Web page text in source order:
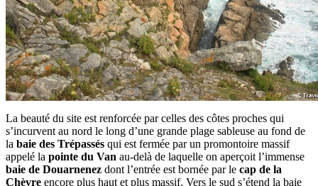
La beauté du site est renforcée par celles des côtes proches qui
s’incurvent au nord le long d’une grande plage sableuse au fond de
la baie des Trépassés qui est fermée par un promontoire massif
appelé la pointe du Van au-delà de laquelle on aperçoit l’immense
baie de Douarnenez dont l’entrée est bornée par le cap de la
Chèvre encore plus haut et plus massif. Vers le sud s’étend la baie